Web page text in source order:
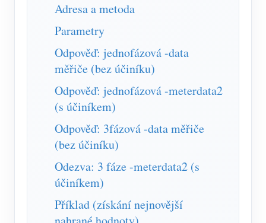
Zprávy
Blogy
Adresa a metoda
Parametry
Odpověď: jednofázová -data
měřiče (bez účiníku)
Odpověď: jednofázová -meterdata2
(s účiníkem)
Odpověď: 3fázová -data měřiče
(bez účiníku)
Odezva: 3 fáze -meterdata2 (s
účiníkem)
Příklad (získání nejnovější